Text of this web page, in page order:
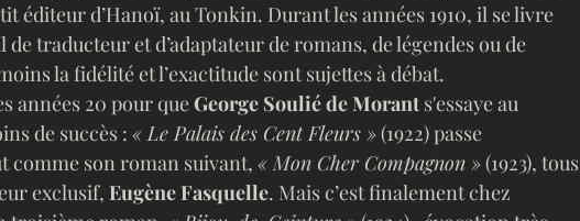
éditeur d’Hanoï, au Tonkin. Durant les années 1910, il se livre
traducteur et d’adaptateur de romans, de légendes ou de
la fidélité et l’exactitude sont sujettes à débat.
années 20 pour que
George Soulié de Morant s'essaye au
de succès : « Le Palais des Cent Fleurs » (1922) passe
comme son roman suivant, « Mon Cher Compagnon » (1923), tous
exclusif, Eugène Fasquelle. Mais c’est finalement chez